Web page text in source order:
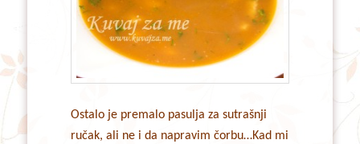
Ostalo je premalo pasulja za sutrašnji
ručak, ali ne i da napravim čorbu…Kad mi